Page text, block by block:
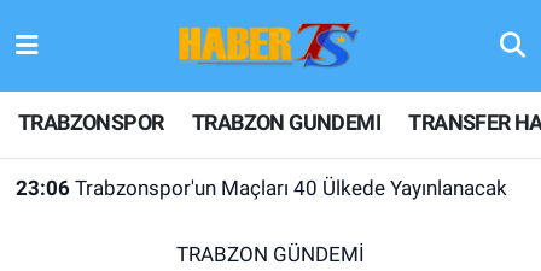
TRABZONSPOR TRABZON GUNDEMI TRANSFER
23:06 Trabzonspor'un Maçları 40 Ülkede Yayınlanacak
TRABZON GÜNDEMİ
TRABZONSPOR
TRABZON GUNDEMI
Hava Durumu
Trafik Durumu